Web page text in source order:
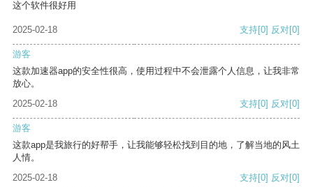
这个软件很好用
2025-02-18 支持[0] 反对[0]
游客
这款加速器app的安全性很高，使用过程中不会泄露个人信息，让我非常
放心。
2025-02-18
支持[0] 反对[0]
游客
这款app是我旅行的好帮手，让我能够轻松找到目的地，了解当地的风土
人情。
2025-02-18
支持[0] 反对[0]